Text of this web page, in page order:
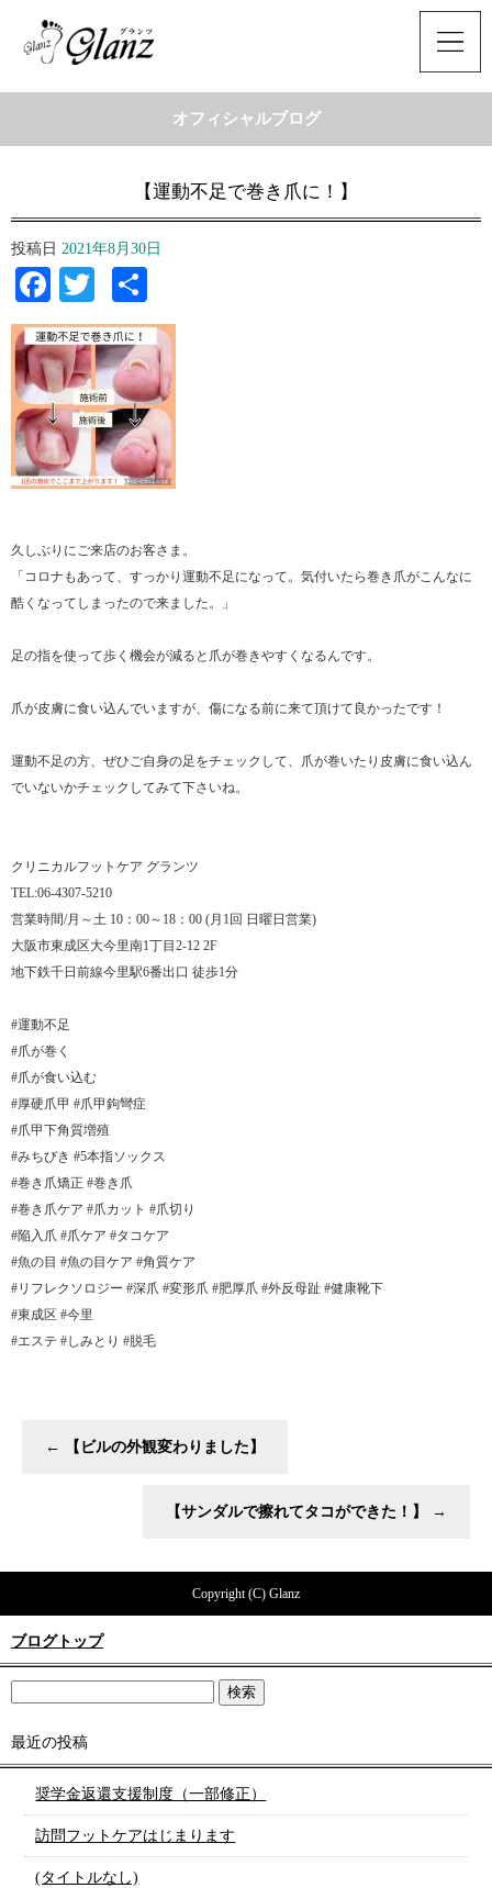
オフィシャルブログ
【運動不足で巻き爪に！】
投稿日 2021年8月30日
Facebook
Twitter
有
久しぶりにご来店のお客さま。
「コロナもあって、すっかり運動不足になって。気付いたら巻き爪がこんなに
酷くなってしまったので来ました。」
足の指を使って歩く機会が減ると爪が巻きやすくなるんです。
爪が皮膚に食い込んでいますが、傷になる前に来て頂けて良かったです！
運動不足の方、ぜひご自身の足をチェックして、爪が巻いたり皮膚に食い込ん
でいないかチェックしてみて下さいね。
クリニカルフットケア グランツ
TEL:06-4307-5210
営業時間/月～土 10：00～18：00 (月1回 日曜日営業)
大阪市東成区大今里南1丁目2-12 2F
地下鉄千日前線今里駅6番出口 徒歩1分
#運動不足
#爪が巻く
#爪が食い込む
#厚硬爪甲 #爪甲鉤彎症
#爪甲下角質増殖
#みちびき #5本指ソックス
#巻き爪矯正 #巻き爪
#巻き爪ケア #爪カット #爪切り
#陥入爪 #爪ケア #タコケア
#魚の目 #魚の目ケア #角質ケア
#リフレクソロジー #深爪 #変形爪 #肥厚爪 #外反母趾 #健康靴下
#東成区 #今里
#エステ #しみとり #脱毛
← 【ビルの外観変わりました】
【サンダルで擦れてタコができた！】 →
Copyright (C) Glanz
ブログトップ
最近の投稿
奨学金返還支援制度（一部修正）
訪問フットケアはじまります
(タイトルなし)